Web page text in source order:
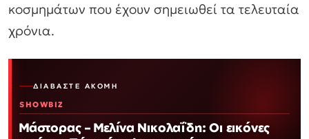
κοσμημάτων που έχουν σημειωθεί τα τελευταία
χρόνια.
ΔΙΑΒΆΣΤΕ ΑΚΌΜΗ
SHOWBIZ
Μάστορας – Μελίνα Νικολαΐδη: Οι εικόνες